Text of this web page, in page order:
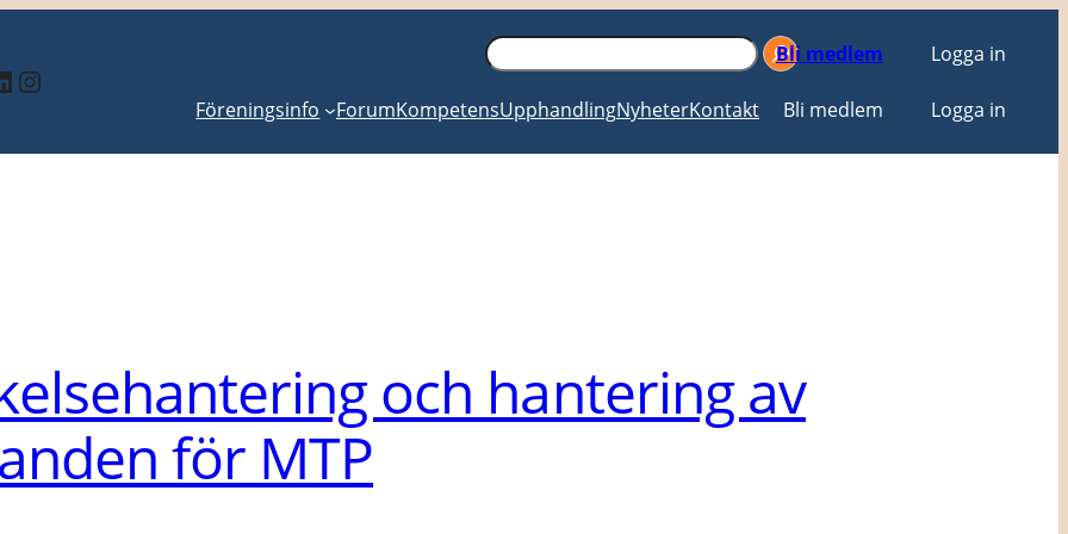
Instagram
Sök
Bli medlem Logga in
Föreningsinfo ForumKompetensUpphandlingNyheterKontakt Bli medlem Logga in
och hantering av
för MTP